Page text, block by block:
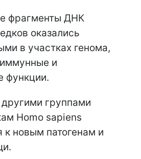
фрагменты ДНК
оказались
в участках генома,
и
функции.
группами
Homo sapiens
к новым патогенам и